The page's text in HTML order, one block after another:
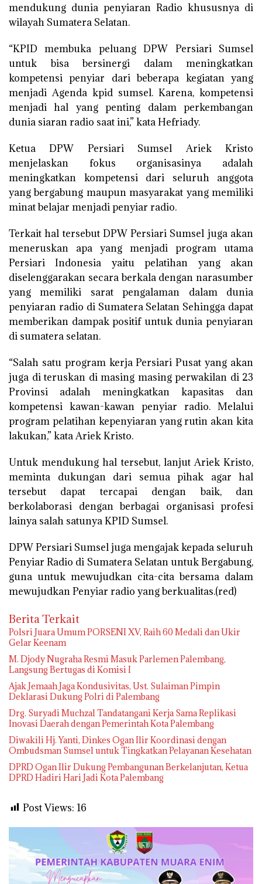
mendukung dunia penyiaran Radio khususnya di
wilayah Sumatera Selatan.
“KPID membuka peluang DPW Persiari Sumsel
untuk bisa bersinergi dalam meningkatkan
kompetensi penyiar dari beberapa kegiatan yang
menjadi Agenda kpid sumsel. Karena, kompetensi
menjadi hal yang penting dalam perkembangan
dunia siaran radio saat ini,” kata Hefriady.
Ketua DPW Persiari Sumsel Ariek Kristo
menjelaskan fokus organisasinya adalah
meningkatkan kompetensi dari seluruh anggota
yang bergabung maupun masyarakat yang memiliki
minat belajar menjadi penyiar radio.
Terkait hal tersebut DPW Persiari Sumsel juga akan
meneruskan apa yang menjadi program utama
Persiari Indonesia yaitu pelatihan yang akan
diselenggarakan secara berkala dengan narasumber
yang memiliki sarat pengalaman dalam dunia
penyiaran radio di Sumatera Selatan Sehingga dapat
memberikan dampak positif untuk dunia penyiaran
di sumatera selatan.
“Salah satu program kerja Persiari Pusat yang akan
juga di teruskan di masing masing perwakilan di 23
Provinsi adalah meningkatkan kapasitas dan
kompetensi kawan-kawan penyiar radio. Melalui
program pelatihan kepenyiaran yang rutin akan kita
lakukan,” kata Ariek Kristo.
Untuk mendukung hal tersebut, lanjut Ariek Kristo,
meminta dukungan dari semua pihak agar hal
tersebut dapat tercapai dengan baik, dan
berkolaborasi dengan berbagai organisasi profesi
lainya salah satunya KPID Sumsel.
DPW Persiari Sumsel juga mengajak kepada seluruh
Penyiar Radio di Sumatera Selatan untuk Bergabung,
guna untuk mewujudkan cita-cita bersama dalam
mewujudkan Penyiar radio yang berkualitas.(red)
Berita Terkait
Polsri Juara Umum PORSENI XV, Raih 60 Medali dan Ukir
Gelar Keenam
M. Djody Nugraha Resmi Masuk Parlemen Palembang,
Langsung Bertugas di Komisi I
Ajak Jemaah Jaga Kondusivitas, Ust. Sulaiman Pimpin
Deklarasi Dukung Polri di Palembang
Drg. Suryadi Muchzal Tandatangani Kerja Sama Replikasi
Inovasi Daerah dengan Pemerintah Kota Palembang
Diwakili Hj. Yanti, Dinkes Ogan Ilir Koordinasi dengan
Ombudsman Sumsel untuk Tingkatkan Pelayanan Kesehatan
DPRD Ogan Ilir Dukung Pembangunan Berkelanjutan, Ketua
DPRD Hadiri Hari Jadi Kota Palembang
Post Views: 16